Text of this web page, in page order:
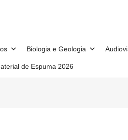
Biologia e Geologia
de Espuma 2026